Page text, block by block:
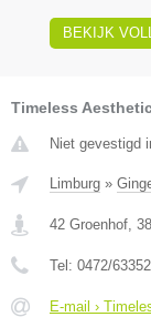
BEKIJK
Timeless
Niet gevestigd
Limburg »
42 Groenhof,
Tel: 0472/
E-mail ›